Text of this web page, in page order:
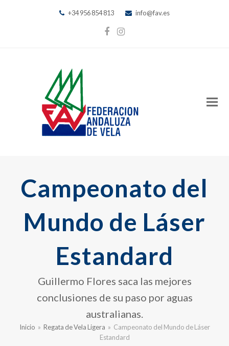
+34 956 854 813 info@fav.es
Facebook
Instagram
Campeonato del
Mundo de Láser
Estandard
Guillermo Flores saca las mejores
conclusiones de su paso por aguas
australianas.
Inicio » Regata de Vela Ligera » Campeonato del Mundo de Láser
Estandard